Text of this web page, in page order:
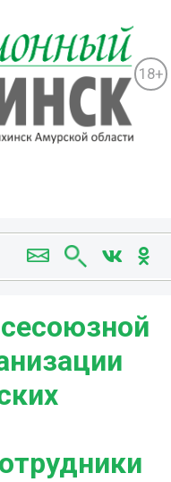
18+